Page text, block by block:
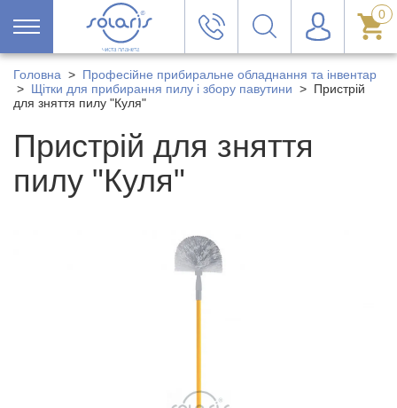
0
Головна > Професійне прибиральне обладнання та інвентар
> Щітки для прибирання пилу і збору павутини > Пристрій
для зняття пилу "Куля"
Пристрій для зняття
пилу "Куля"